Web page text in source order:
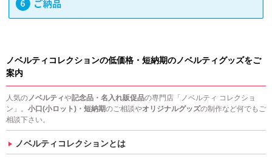
ノベルティコレクションの低価格・短納期のノベルティグッズをご
案内
人気のノベルティや記念品・名入れ販促品の専門店「ノベルティ コレクショ
ン」。 小口(小ロット)・短納期のご相談やオリジナルグッズの制作など何でもご
相談下さい。
ノベルティコレクションとは